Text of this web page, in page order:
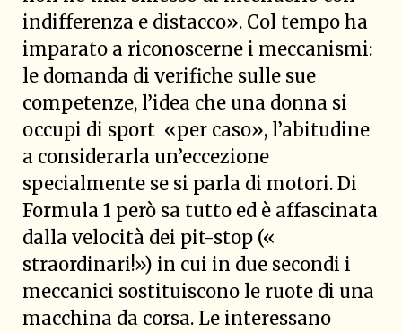
indifferenza e distacco». Col tempo ha
imparato a riconoscerne i meccanismi:
le domanda di verifiche sulle sue
competenze, l’idea che una donna si
occupi di sport «per caso», l’abitudine
a considerarla un’eccezione
specialmente se si parla di motori. Di
Formula 1 però sa tutto ed è affascinata
dalla velocità dei pit-stop («
straordinari!») in cui in due secondi i
meccanici sostituiscono le ruote di una
macchina da corsa. Le interessano